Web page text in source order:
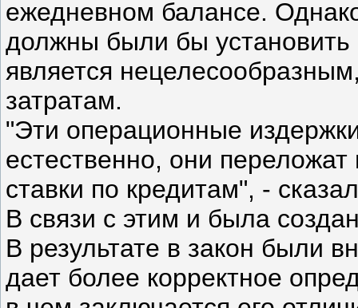
ежедневном балансе.
должны были бы установить
является
затратам.
"Эти операционные
естественно, они
ставки по кредитам", -
В связи с этим и была
В результате в закон были
дает более корректное